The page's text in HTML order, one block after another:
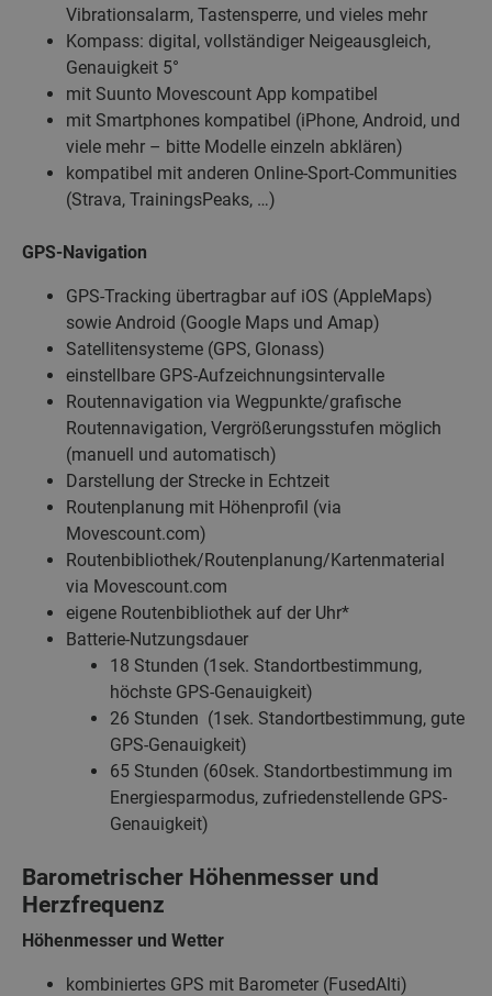
Vibrationsalarm, Tastensperre, und vieles mehr
Kompass: digital, vollständiger Neigeausgleich,
Genauigkeit 5°
mit Suunto Movescount App kompatibel
mit Smartphones kompatibel (iPhone, Android, und
viele mehr – bitte Modelle einzeln abklären)
kompatibel mit anderen Online-Sport-Communities
(Strava, TrainingsPeaks, …)
GPS-Navigation
GPS-Tracking übertragbar auf iOS (AppleMaps)
sowie Android (Google Maps und Amap)
Satellitensysteme (GPS, Glonass)
einstellbare GPS-Aufzeichnungsintervalle
Routennavigation via Wegpunkte/grafische
Routennavigation, Vergrößerungsstufen möglich
(manuell und automatisch)
Darstellung der Strecke in Echtzeit
Routenplanung mit Höhenprofil (via
Movescount.com)
Routenbibliothek/Routenplanung/Kartenmaterial
via Movescount.com
eigene Routenbibliothek auf der Uhr*
Batterie-Nutzungsdauer
18 Stunden (1sek. Standortbestimmung,
höchste GPS-Genauigkeit)
26 Stunden (1sek. Standortbestimmung, gute
GPS-Genauigkeit)
65 Stunden (60sek. Standortbestimmung im
Energiesparmodus, zufriedenstellende GPS-
Genauigkeit)
Barometrischer Höhenmesser und
Herzfrequenz
Höhenmesser und Wetter
kombiniertes GPS mit Barometer (FusedAlti)